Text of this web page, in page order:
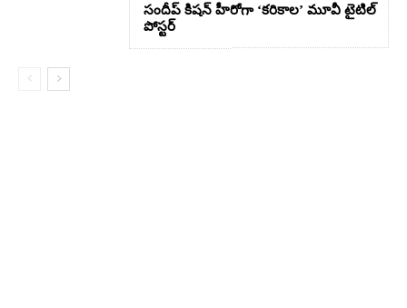
సందీప్ కిషన్ హీరోగా ‘కరికాల’ మూవీ టైటిల్
పోస్టర్